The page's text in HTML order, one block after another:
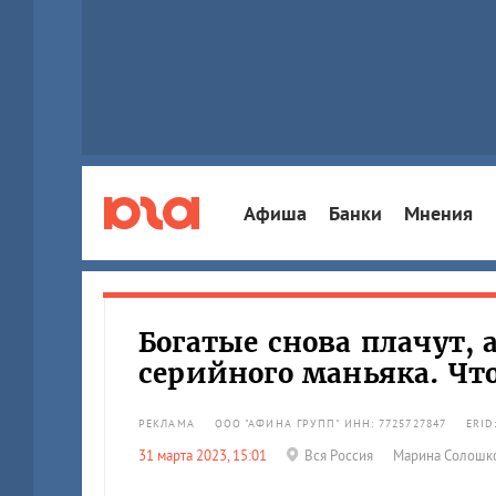
Афиша Банки Мнения
Богатые снова
серийного маньяка.
РЕКЛАМА ООО "АФИНА ГРУПП" ИНН: 7725727847
31 марта 2023, 15:01 Вся Россия Марина